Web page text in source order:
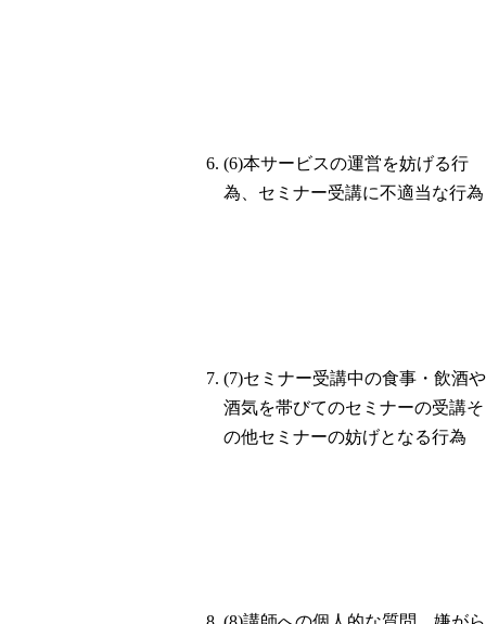
(6)本サービスの運営を妨げる行
為、セミナー受講に不適当な行為
(7)セミナー受講中の食事・飲酒や
酒気を帯びてのセミナーの受講そ
の他セミナーの妨げとなる行為